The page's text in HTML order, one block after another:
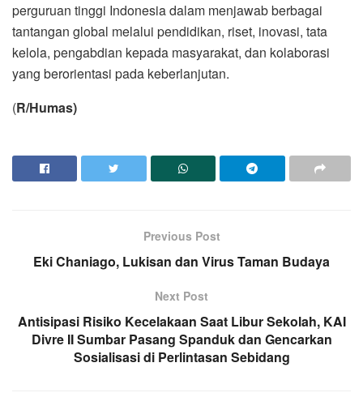
perguruan tinggi Indonesia dalam menjawab berbagai
tantangan global melalui pendidikan, riset, inovasi, tata
kelola, pengabdian kepada masyarakat, dan kolaborasi
yang berorientasi pada keberlanjutan.
(R/Humas)
Previous Post
Eki Chaniago, Lukisan dan Virus Taman Budaya
Next Post
Antisipasi Risiko Kecelakaan Saat Libur Sekolah, KAI
Divre II Sumbar Pasang Spanduk dan Gencarkan
Sosialisasi di Perlintasan Sebidang